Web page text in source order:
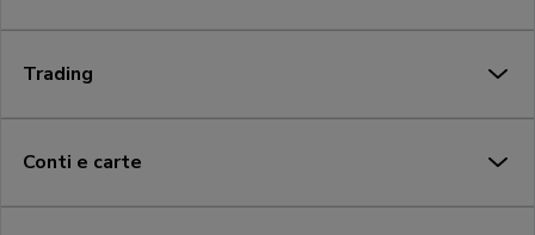
Trading
Conti e carte